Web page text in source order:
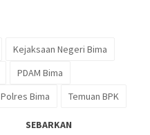
Kejaksaan Negeri Bima
PDAM Bima
Polres Bima Temuan BPK
SEBARKAN